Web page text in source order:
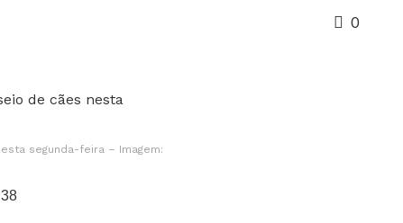
0
segunda-feira – Imagem: